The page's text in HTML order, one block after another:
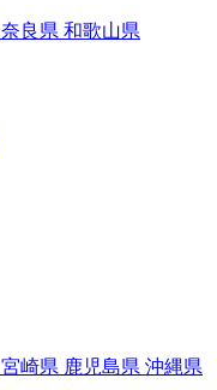
奈良県 和歌山県
宮崎県 鹿児島県 沖縄県